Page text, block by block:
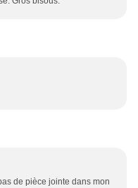
de pièce jointe dans mon